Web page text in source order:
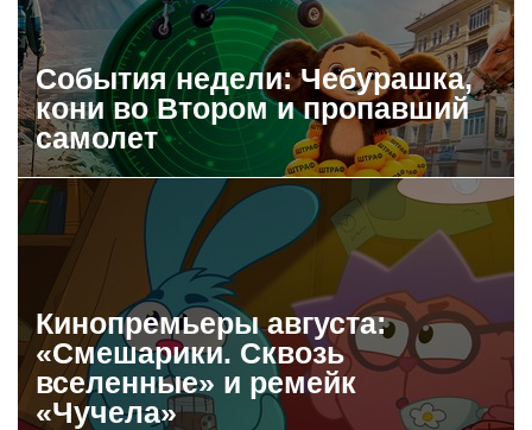
События недели: Чебурашка,
кони во Втором и пропавший
самолет
Кинопремьеры августа:
«Смешарики. Сквозь
вселенные» и ремейк
«Чучела»